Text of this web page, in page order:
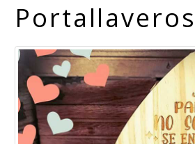
Portallaveros